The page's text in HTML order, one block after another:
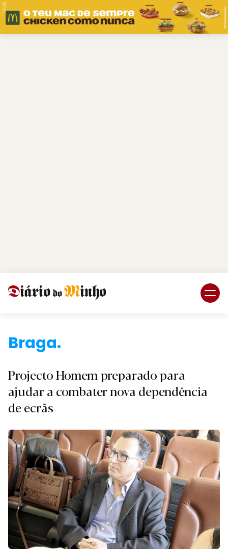
PUB.
Braga.
Projecto Homem preparado para
ajudar a combater nova dependência
de ecrãs